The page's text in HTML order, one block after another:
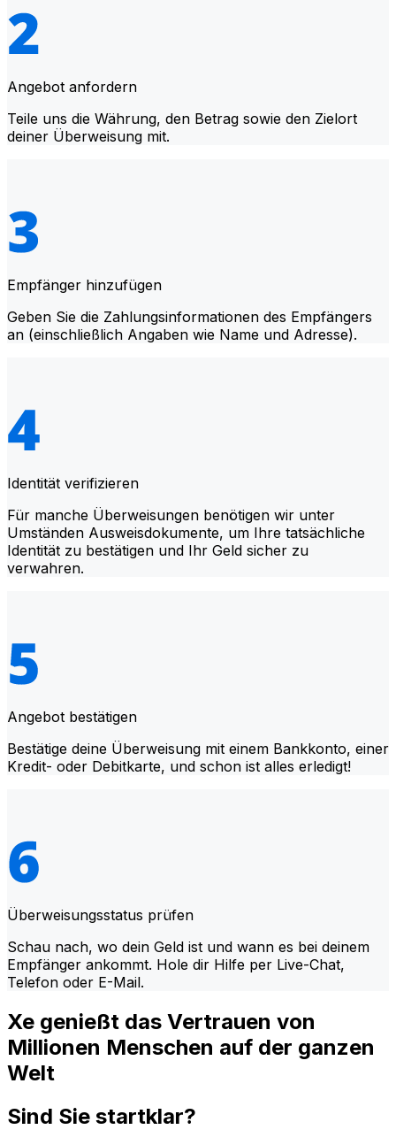
Angebot anfordern
Teile uns die Währung, den Betrag sowie den Zielort
deiner Überweisung mit.
Empfänger hinzufügen
Geben Sie die Zahlungsinformationen des Empfängers
an (einschließlich Angaben wie Name und Adresse).
Identität verifizieren
Für manche Überweisungen benötigen wir unter
Umständen Ausweisdokumente, um Ihre tatsächliche
Identität zu bestätigen und Ihr Geld sicher zu
verwahren.
Angebot bestätigen
Bestätige deine Überweisung mit einem Bankkonto, einer
Kredit- oder Debitkarte, und schon ist alles erledigt!
Überweisungsstatus prüfen
Schau nach, wo dein Geld ist und wann es bei deinem
Empfänger ankommt. Hole dir Hilfe per Live-Chat,
Telefon oder E-Mail.
Xe genießt das Vertrauen von
Millionen Menschen auf der ganzen
Welt
Sind Sie startklar?